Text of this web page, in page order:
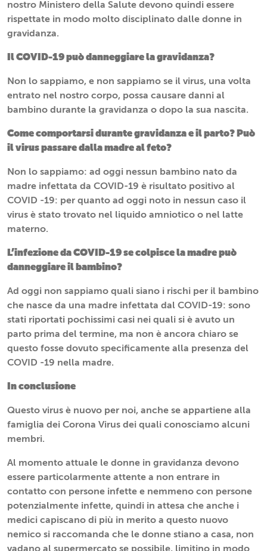
nostro Ministero della Salute devono quindi essere
rispettate in modo molto disciplinato dalle donne in
gravidanza.
Il COVID-19 può danneggiare la gravidanza?
Non lo sappiamo, e non sappiamo se il virus, una volta
entrato nel nostro corpo, possa causare danni al
bambino durante la gravidanza o dopo la sua nascita.
Come comportarsi durante gravidanza e il parto? Può
il virus passare dalla madre al feto?
Non lo sappiamo: ad oggi nessun bambino nato da
madre infettata da COVID-19 è risultato positivo al
COVID -19: per quanto ad oggi noto in nessun caso il
virus è stato trovato nel liquido amniotico o nel latte
materno.
L’infezione da COVID-19 se colpisce la madre può
danneggiare il bambino?
Ad oggi non sappiamo quali siano i rischi per il bambino
che nasce da una madre infettata dal COVID-19: sono
stati riportati pochissimi casi nei quali si è avuto un
parto prima del termine, ma non è ancora chiaro se
questo fosse dovuto specificamente alla presenza del
COVID -19 nella madre.
In conclusione
Questo virus è nuovo per noi, anche se appartiene alla
famiglia dei Corona Virus dei quali conosciamo alcuni
membri.
Al momento attuale le donne in gravidanza devono
essere particolarmente attente a non entrare in
contatto con persone infette e nemmeno con persone
potenzialmente infette, quindi in attesa che anche i
medici capiscano di più in merito a questo nuovo
nemico si raccomanda che le donne stiano a casa, non
vadano al supermercato se possibile, limitino in modo